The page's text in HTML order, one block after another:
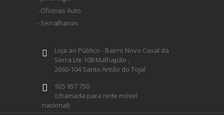
- Oficinas Auto
- Serralharias
Loja ao Público - Bairro Novo Casal da
Serra Lte 108 Malhapão ,
2660-104 Santo Antão do Tojal
925 957 750
(chamada para rede móvel
nacional)